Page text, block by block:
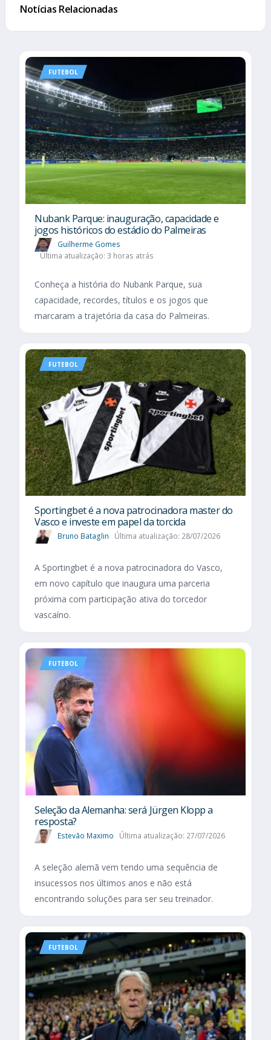
Notícias Relacionadas
FUTEBOL
Nubank Parque: inauguração, capacidade e
jogos históricos do estádio do Palmeiras
Guilherme Gomes
Última atualização: 3 horas atrás
Conheça a história do Nubank Parque, sua
capacidade, recordes, títulos e os jogos que
marcaram a trajetória da casa do Palmeiras.
FUTEBOL
Sportingbet é a nova patrocinadora master do
Vasco e investe em papel da torcida
Bruno Bataglin Última atualização: 28/07/2026
A Sportingbet é a nova patrocinadora do Vasco,
em novo capítulo que inaugura uma parceria
próxima com participação ativa do torcedor
vascaíno.
FUTEBOL
Seleção da Alemanha: será Jürgen Klopp a
resposta?
Estevão Maximo Última atualização: 27/07/2026
A seleção alemã vem tendo uma sequência de
insucessos nos últimos anos e não está
encontrando soluções para ser seu treinador.
FUTEBOL